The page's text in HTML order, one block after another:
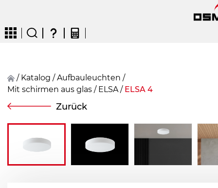
CZENDEFRFIN
/ Katalog / Aufbauleuchten /
Mit schirmen aus glas / ELSA/ ELSA 4
Zurück